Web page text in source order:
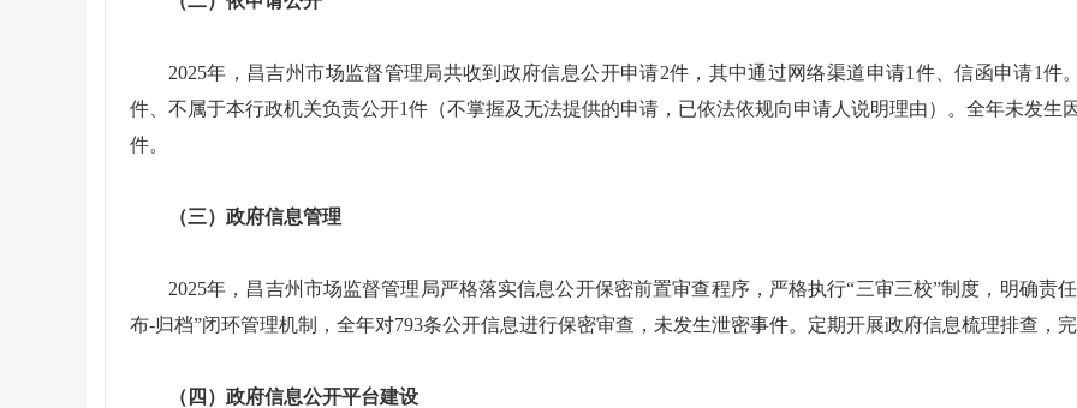
2025年，昌吉州市场监督管理局共收到政府信息公开申请2件，其中通过网络渠道申请1件、信函申请1
件、不属于本行政机关负责公开1件（不掌握及无法提供的申请，已依法依规向申请人说明理由）。全年未发生
件。
（三）政府信息管理
2025年，昌吉州市场监督管理局严格落实信息公开保密前置审查程序，严格执行“三审三校”制度，明确责
布-归档”闭环管理机制，全年对793条公开信息进行保密审查，未发生泄密事件。定期开展政府信息梳理排查，
（四）政府信息公开平台建设